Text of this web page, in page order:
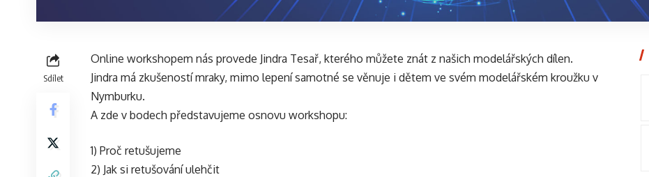
Sdílet
Online workshopem nás provede Jindra Tesař, kterého můžete znát z našich modelářských dílen.
Jindra má zkušeností mraky, mimo lepení samotné se věnuje i dětem ve svém modelářském kroužku v
Nymburku.
A zde v bodech představujeme osnovu workshopu:
1) Proč retušujeme
2) Jak si retušování ulehčit